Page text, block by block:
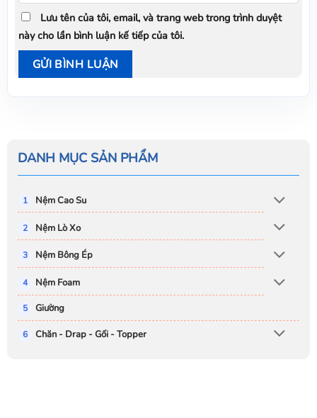
DANH MỤC SẢN PHẨM
Nệm Cao Su
Nệm Lò Xo
Nệm Bông Ép
Nệm Foam
Giường
Chăn - Drap - Gối - Topper
Lưu tên của tôi, email, và trang web trong trình duyệt
này cho lần bình luận kế tiếp của tôi.